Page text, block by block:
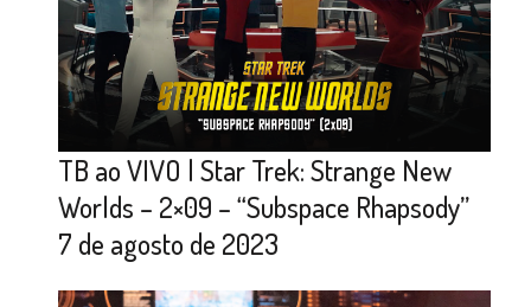
TB ao VIVO | Star Trek: Strange New
Worlds – 2×09 – “Subspace Rhapsody”
7 de agosto de 2023